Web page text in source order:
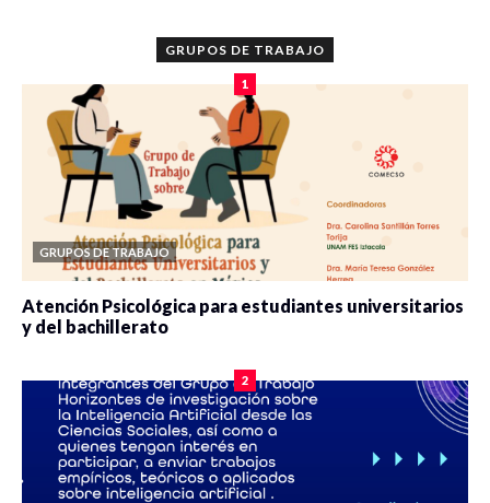
GRUPOS DE TRABAJO
1
GRUPOS DE TRABAJO
Atención Psicológica para estudiantes universitarios
y del bachillerato
2